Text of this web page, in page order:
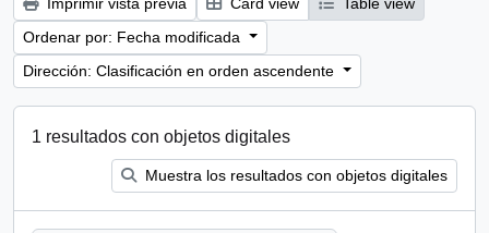
Ordenar por: Fecha modificada
Dirección: Clasificación en orden ascendente
1 resultados con objetos digitales
Muestra los resultados con objetos digitales